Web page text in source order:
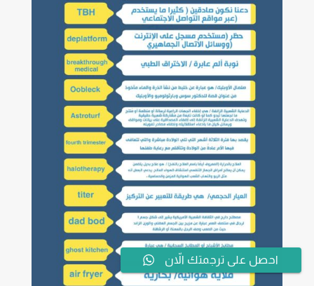
احصل على ترجمتك الاّن